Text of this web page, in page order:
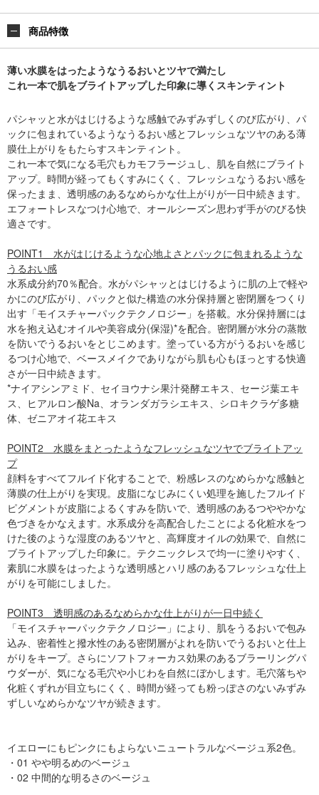
商品特徴
薄い水膜をはったようなうるおいとツヤで満たし
これ一本で肌をブライトアップした印象に導くスキンティント
パシャッと水がはじけるような感触でみずみずしくのび広がり、パ
ックに包まれているようなうるおい感とフレッシュなツヤのある薄
膜仕上がりをもたらすスキンティント。
これ一本で気になる毛穴もカモフラージュし、肌を自然にブライト
アップ。時間が経ってもくすみにくく、フレッシュなうるおい感を
保ったまま、透明感のあるなめらかな仕上がりが一日中続きます。
エフォートレスなつけ心地で、オールシーズン思わず手がのびる快
適さです。
POINT1 水がはじけるような心地よさとパックに包まれるような
うるおい感
水系成分約70％配合。水がパシャッとはじけるように肌の上で軽や
かにのび広がり、パックと似た構造の水分保持層と密閉層をつくり
出す「モイスチャーパックテクノロジー」を搭載。水分保持層には
水を抱え込むオイルや美容成分(保湿)*を配合。密閉層が水分の蒸散
を防いでうるおいをとじこめます。塗っている方がうるおいを感じ
るつけ心地で、ベースメイクでありながら肌も心もほっとする快適
さが一日中続きます。
*ナイアシンアミド、セイヨウナシ果汁発酵エキス、セージ葉エキ
ス、ヒアルロン酸Na、オランダガラシエキス、シロキクラゲ多糖
体、ゼニアオイ花エキス
POINT2 水膜をまとったようなフレッシュなツヤでブライトアッ
プ
顔料をすべてフルイド化することで、粉感レスのなめらかな感触と
薄膜の仕上がりを実現。皮脂になじみにくい処理を施したフルイド
ピグメントが皮脂によるくすみを防いで、透明感のあるつややかな
色づきをかなえます。水系成分を高配合したことによる化粧水をつ
けた後のような湿度のあるツヤと、高輝度オイルの効果で、自然に
ブライトアップした印象に。テクニックレスで均一に塗りやすく、
素肌に水膜をはったような透明感とハリ感のあるフレッシュな仕上
がりを可能にしました。
POINT3 透明感のあるなめらかな仕上がりが一日中続く
「モイスチャーパックテクノロジー」により、肌をうるおいで包み
込み、密着性と撥水性のある密閉層がよれを防いでうるおいと仕上
がりをキープ。さらにソフトフォーカス効果のあるブラーリングパ
ウダーが、気になる毛穴や小じわを自然にぼかします。毛穴落ちや
化粧くずれが目立ちにくく、時間が経っても粉っぽさのないみずみ
ずしいなめらかなツヤが続きます。
イエローにもピンクにもよらないニュートラルなベージュ系2色。
・01 やや明るめのベージュ
・02 中間的な明るさのベージュ